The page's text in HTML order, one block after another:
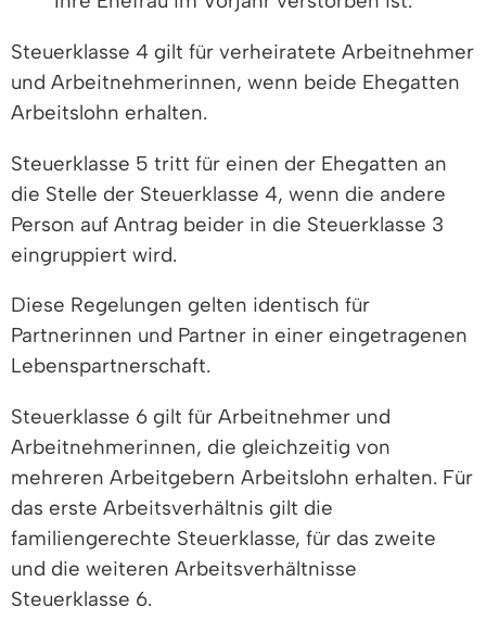
Steuerklasse 4 gilt für verheiratete Arbeitnehmer
und Arbeitnehmerinnen, wenn beide Ehegatten
Arbeitslohn erhalten.
Steuerklasse 5 tritt für einen der Ehegatten an
die Stelle der Steuerklasse 4, wenn die andere
Person auf Antrag beider in die Steuerklasse 3
eingruppiert wird.
Diese Regelungen gelten identisch für
Partnerinnen und Partner in einer eingetragenen
Lebenspartnerschaft.
Steuerklasse 6 gilt für Arbeitnehmer und
Arbeitnehmerinnen, die gleichzeitig von
mehreren Arbeitgebern Arbeitslohn erhalten. Für
das erste Arbeitsverhältnis gilt die
familiengerechte Steuerklasse, für das zweite
und die weiteren Arbeitsverhältnisse
Steuerklasse 6.